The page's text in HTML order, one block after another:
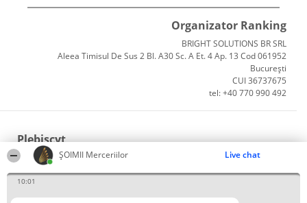
ȘOIMII Merceriilor Live chat
10:01
Organizator Ranking
BRIGHT SOLUTIONS BR SRL
Aleea Timisul De Sus 2 Bl. A30 Sc. A Et. 4 Ap. 13 Cod 061952
București
CUI 36737675
tel: +40 770 990 492
Plebiscyt
Câștigătorii
Reguli